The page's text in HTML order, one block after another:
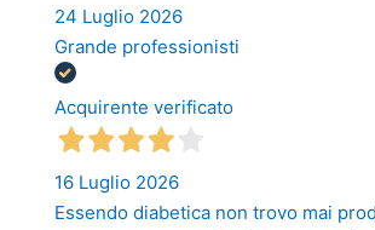
24 Luglio 2026
Grande professionisti
Acquirente verificato
16 Luglio 2026
Essendo diabetica non trovo mai